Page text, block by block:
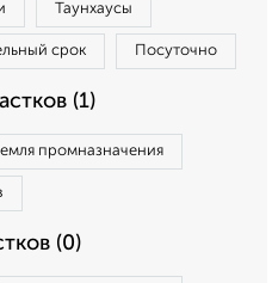
Таунхаусы
срок Посуточно
(1)
промназначения
(0)